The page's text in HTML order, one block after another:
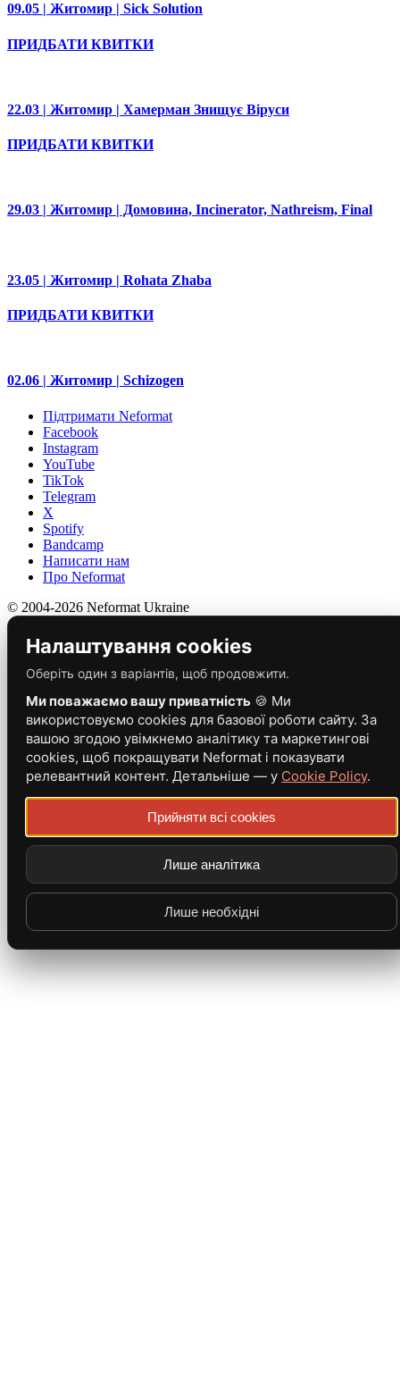
09.05 | Житомир | Sick Solution
ПРИДБАТИ КВИТКИ
22.03 | Житомир | Хамерман Знищує Віруси
ПРИДБАТИ КВИТКИ
29.03 | Житомир | Домовина, Incinerator, Nathreism, Final
23.05 | Житомир | Rohata Zhaba
ПРИДБАТИ КВИТКИ
02.06 | Житомир | Schizogen
Підтримати Neformat
Facebook
Instagram
YouTube
TikTok
Telegram
X
Spotify
Bandcamp
Написати нам
Про Neformat
© 2004-2026 Neformat Ukraine
Налаштування cookies
Оберіть один з варіантів, щоб продовжити.
Ми поважаємо вашу приватність 🍪 Ми
використовуємо cookies для базової роботи сайту. За
вашою згодою увімкнемо аналітику та маркетингові
cookies, щоб покращувати Neformat і показувати
релевантний контент. Детальніше — у Cookie Policy.
Прийняти всі cookies
Лише аналітика
Лише необхідні